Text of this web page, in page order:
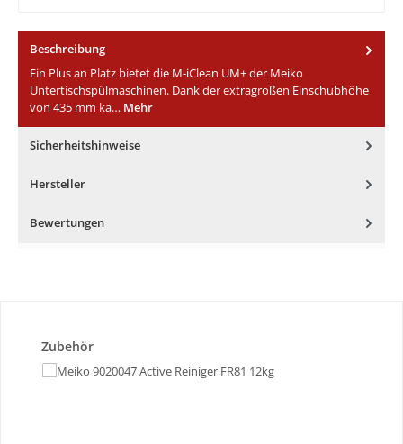
Beschreibung
Ein Plus an Platz bietet die M-iClean UM+ der Meiko
Untertischspülmaschinen. Dank der extragroßen Einschubhöhe
von 435 mm ka… Mehr
Sicherheitshinweise
Hersteller
Bewertungen
Produktgalerie überspringen
Zubehör